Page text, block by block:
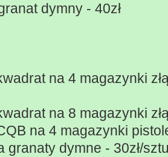
dymny - 40zł
na 4 magazynki
na 8 magazynki
na 4 magazynki
granaty dymne - 30zł/